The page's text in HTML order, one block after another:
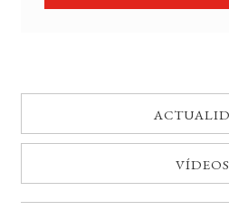
VÍDEOS